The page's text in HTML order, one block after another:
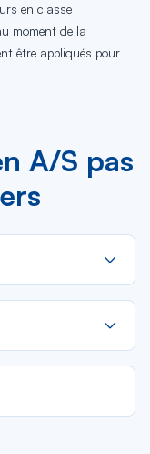
en classe
moment de la
être appliqués pour
A/S pas